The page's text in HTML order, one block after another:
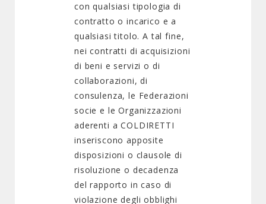
con qualsiasi tipologia di
contratto o incarico e a
qualsiasi titolo. A tal fine,
nei contratti di acquisizioni
di beni e servizi o di
collaborazioni, di
consulenza, le Federazioni
socie e le Organizzazioni
aderenti a COLDIRETTI
inseriscono apposite
disposizioni o clausole di
risoluzione o decadenza
del rapporto in caso di
violazione degli obblighi